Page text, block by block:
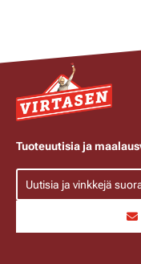
Tuoteuutisia ja